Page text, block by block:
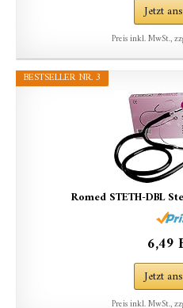
Jetzt
Preis inkl. MwSt.,
BESTSELLER NR. 3
Romed STETH-DBL
6,49
Jetzt
Preis inkl. MwSt.,